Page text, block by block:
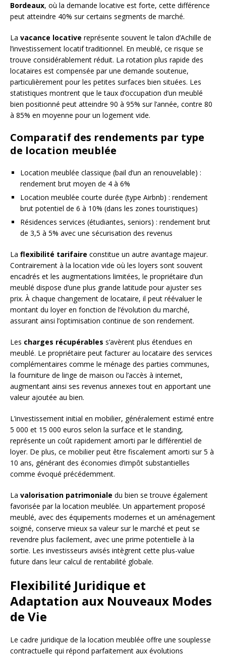
Bordeaux, où la demande locative est forte, cette différence
peut atteindre 40% sur certains segments de marché.
La vacance locative représente souvent le talon d’Achille de
l’investissement locatif traditionnel. En meublé, ce risque se
trouve considérablement réduit. La rotation plus rapide des
locataires est compensée par une demande soutenue,
particulièrement pour les petites surfaces bien situées. Les
statistiques montrent que le taux d’occupation d’un meublé
bien positionné peut atteindre 90 à 95% sur l’année, contre 80
à 85% en moyenne pour un logement vide.
Comparatif des rendements par type
de location meublée
Location meublée classique (bail d’un an renouvelable) :
rendement brut moyen de 4 à 6%
Location meublée courte durée (type Airbnb) : rendement
brut potentiel de 6 à 10% (dans les zones touristiques)
Résidences services (étudiantes, seniors) : rendement brut
de 3,5 à 5% avec une sécurisation des revenus
La flexibilité tarifaire constitue un autre avantage majeur.
Contrairement à la location vide où les loyers sont souvent
encadrés et les augmentations limitées, le propriétaire d’un
meublé dispose d’une plus grande latitude pour ajuster ses
prix. À chaque changement de locataire, il peut réévaluer le
montant du loyer en fonction de l’évolution du marché,
assurant ainsi l’optimisation continue de son rendement.
Les charges récupérables s’avèrent plus étendues en
meublé. Le propriétaire peut facturer au locataire des services
complémentaires comme le ménage des parties communes,
la fourniture de linge de maison ou l’accès à internet,
augmentant ainsi ses revenus annexes tout en apportant une
valeur ajoutée au bien.
L’investissement initial en mobilier, généralement estimé entre
5 000 et 15 000 euros selon la surface et le standing,
représente un coût rapidement amorti par le différentiel de
loyer. De plus, ce mobilier peut être fiscalement amorti sur 5 à
10 ans, générant des économies d’impôt substantielles
comme évoqué précédemment.
La valorisation patrimoniale du bien se trouve également
favorisée par la location meublée. Un appartement proposé
meublé, avec des équipements modernes et un aménagement
soigné, conserve mieux sa valeur sur le marché et peut se
revendre plus facilement, avec une prime potentielle à la
sortie. Les investisseurs avisés intègrent cette plus-value
future dans leur calcul de rentabilité globale.
Flexibilité Juridique et
Adaptation aux Nouveaux Modes
de Vie
Le cadre juridique de la location meublée offre une souplesse
contractuelle qui répond parfaitement aux évolutions